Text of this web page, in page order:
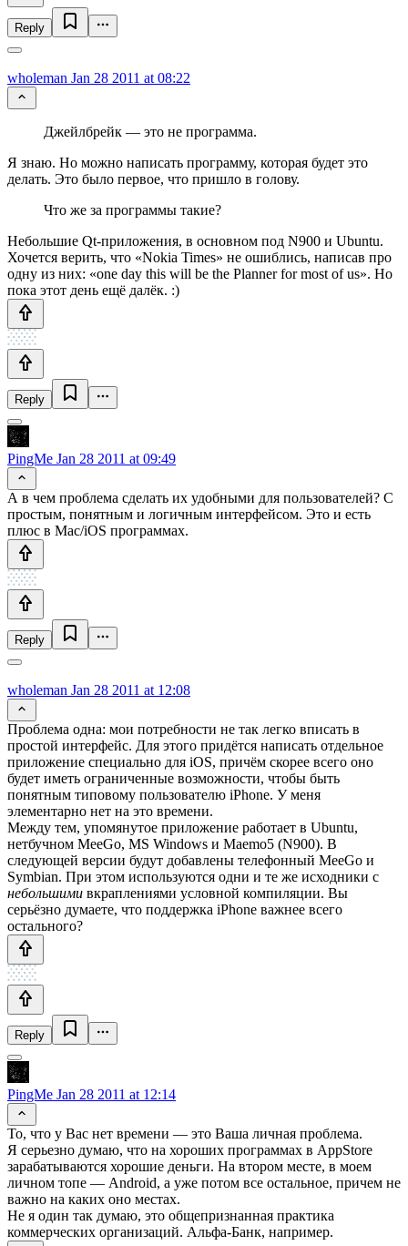
Reply
wholeman Jan 28 2011 at 08:22
Джейлбрейк — это не программа.
Я знаю. Но можно написать программу, которая будет это
делать. Это было первое, что пришло в голову.
Что же за программы такие?
Небольшие Qt-приложения, в основном под N900 и Ubuntu.
Хочется верить, что «Nokia Times» не ошиблись, написав про
одну из них: «one day this will be the Planner for most of us». Но
пока этот день ещё далёк. :)
Reply
PingMe Jan 28 2011 at 09:49
А в чем проблема сделать их удобными для пользователей? С
простым, понятным и логичным интерфейсом. Это и есть
плюс в Mac/iOS программах.
Reply
wholeman Jan 28 2011 at 12:08
Проблема одна: мои потребности не так легко вписать в
простой интерфейс. Для этого придётся написать отдельное
приложение специально для iOS, причём скорее всего оно
будет иметь ограниченные возможности, чтобы быть
понятным типовому пользователю iPhone. У меня
элементарно нет на это времени.
Между тем, упомянутое приложение работает в Ubuntu,
нетбучном MeeGo, MS Windows и Maemo5 (N900). В
следующей версии будут добавлены телефонный MeeGo и
Symbian. При этом используются одни и те же исходники с
небольшими вкраплениями условной компиляции. Вы
серьёзно думаете, что поддержка iPhone важнее всего
остального?
Reply
PingMe Jan 28 2011 at 12:14
То, что у Вас нет времени — это Ваша личная проблема.
Я серьезно думаю, что на хороших программах в AppStore
зарабатываются хорошие деньги. На втором месте, в моем
личном топе — Android, а уже потом все остальное, причем не
важно на каких оно местах.
Не я один так думаю, это общепризнанная практика
коммерческих организаций. Альфа-Банк, например.